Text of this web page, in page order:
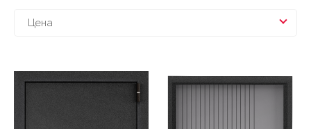
Цена